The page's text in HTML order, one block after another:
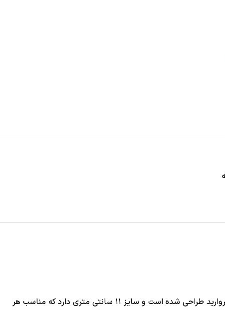
کلیپس مجلسی برند زایا در دو طرح گل و شکوفه است. جنس فلزی رنگ ثابت با آبکاری گیاهی می باشد. این محصول با ترکیبی از نگین و مروارید طراحی شده است و سایز ۱۱ سانتی متری دارد که مناسب هر